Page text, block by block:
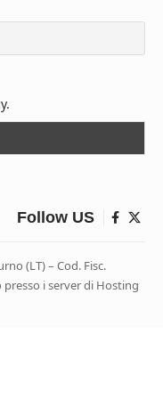
Follow US
(LT) – Cod. Fisc.
i server di Hosting